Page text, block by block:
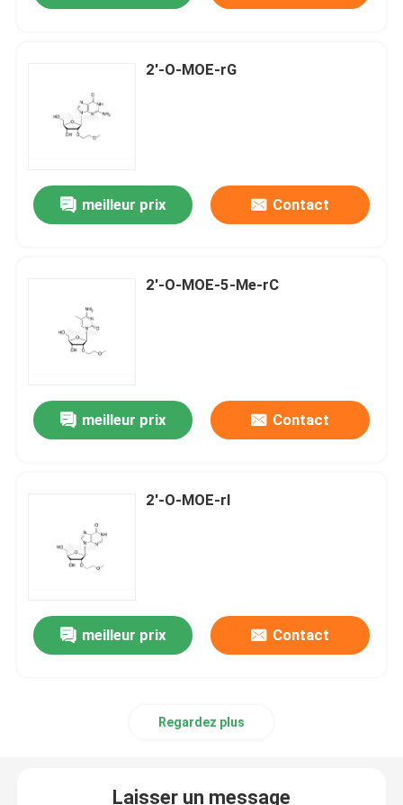
2'-O-MOE-rG
meilleur prix Contact
2'-O-MOE-5-Me-rC
meilleur prix Contact
2'-O-MOE-rI
meilleur prix Contact
Regardez plus
Laisser un message